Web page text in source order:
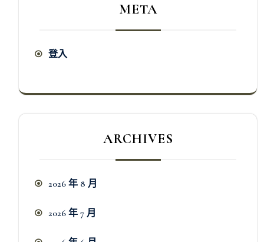
META
登入
ARCHIVES
2026 年 8 月
2026 年 7 月